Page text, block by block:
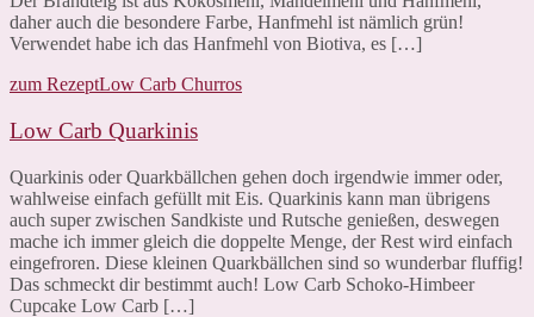
daher auch die besondere Farbe, Hanfmehl ist nämlich grün!
Verwendet habe ich das Hanfmehl von Biotiva, es […]
zum RezeptLow Carb Churros
Low Carb Quarkinis
Quarkinis oder Quarkbällchen gehen doch irgendwie immer oder,
wahlweise einfach gefüllt mit Eis. Quarkinis kann man übrigens
auch super zwischen Sandkiste und Rutsche genießen, deswegen
mache ich immer gleich die doppelte Menge, der Rest wird einfach
eingefroren. Diese kleinen Quarkbällchen sind so wunderbar fluffig!
Das schmeckt dir bestimmt auch! Low Carb Schoko-Himbeer
Cupcake Low Carb […]